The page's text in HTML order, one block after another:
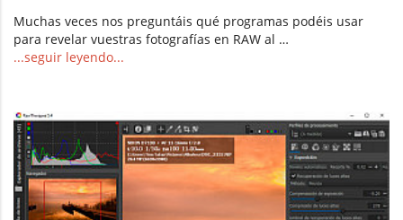
Muchas veces nos preguntáis qué programas podéis usar
para revelar vuestras fotografías en RAW al …
...seguir leyendo...